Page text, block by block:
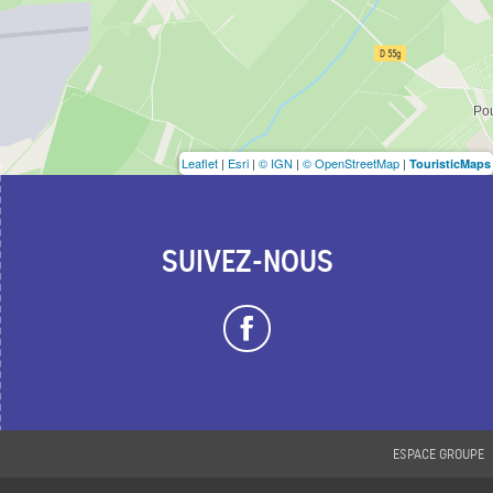
Leaflet | Esri | © IGN | © OpenStreetMap | TouristicMaps
SUIVEZ-NOUS
ESPACE GROUPE